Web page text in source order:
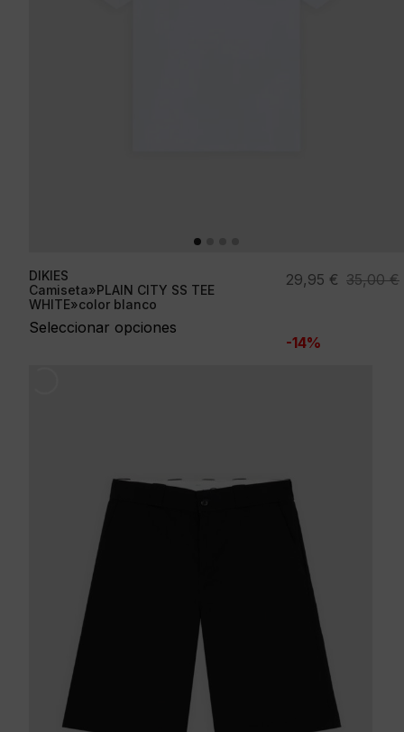
DIKIES
Camiseta»PLAIN CITY SS TEE
WHITE»color blanco
Seleccionar opciones
35,00€
El
era:
29,95 €
El
es:
-14%